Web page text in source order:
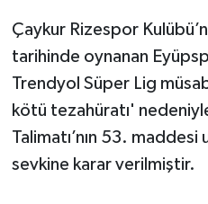
Çaykur Rizespor
tarihinde oynanan
Trendyol Süper Lig
kötü tezahüratı'
Talimatı’nın 53. maddesi
sevkine karar verilmiştir.